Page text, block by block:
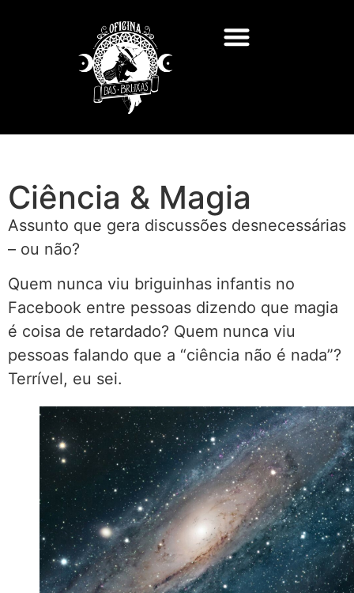
Ciência & Magia
Assunto que gera discussões desnecessárias
– ou não?
Quem nunca viu briguinhas infantis no
Facebook entre pessoas dizendo que magia
é coisa de retardado? Quem nunca viu
pessoas falando que a “ciência não é nada”?
Terrível, eu sei.